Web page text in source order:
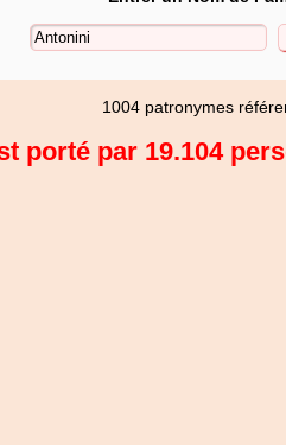
1004 patronymes
porté par 19.104